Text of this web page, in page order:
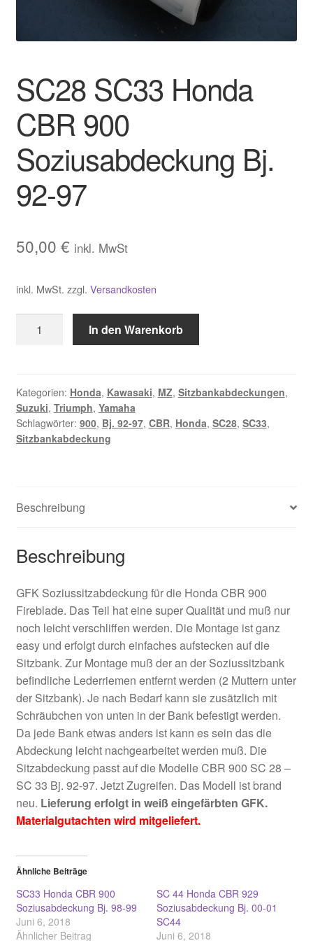
Zahlungsarten und Versand
SC28 SC33 Honda
CBR 900
Soziusabdeckung Bj.
92-97
50,00 € inkl. MwSt
inkl. MwSt. zzgl. Versandkosten
SC33
900
Soziusabdeckung
Bj.
92-
In den Warenkorb
Kategorien: Honda, Kawasaki, MZ, Sitzbankabdeckungen,
Suzuki, Triumph, Yamaha
Schlagwörter: 900, Bj. 92-97, CBR, Honda, SC28, SC33,
Sitzbankabdeckung
Beschreibung
Beschreibung
GFK Soziussitzabdeckung für die Honda CBR 900
Fireblade. Das Teil hat eine super Qualität und muß nur
noch leicht verschliffen werden. Die Montage ist ganz
easy und erfolgt durch einfaches aufstecken auf die
Sitzbank. Zur Montage muß der an der Soziussitzbank
befindliche Lederriemen entfernt werden (2 Muttern unter
der Sitzbank). Je nach Bedarf kann sie zusätzlich mit
Schräubchen von unten in der Bank befestigt werden.
Da jede Bank etwas anders ist kann es sein das die
Abdeckung leicht nachgearbeitet werden muß. Die
Sitzabdeckung passt auf die Modelle CBR 900 SC 28 –
SC 33 Bj. 92-97. Jetzt Zugreifen. Das Modell ist brand
neu. Lieferung erfolgt in weiß eingefärbten GFK.
Materialgutachten wird mitgeliefert.
Ähnliche Beiträge
SC33 Honda CBR 900
Soziusabdeckung Bj. 98-99
Juni 6, 2018
Ähnlicher Beitrag
SC 44 Honda CBR 929
Soziusabdeckung Bj. 00-01
SC44
Juni 6, 2018